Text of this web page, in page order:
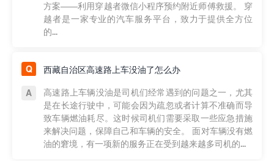
方案——利用穿越者微信小程序预约附近师傅救援。 穿
越者是一家专业的汽车服务平台，致力于提供全方位
的...
西藏自治区高速路上车没油了怎么办
高速路上车辆没油是司机们经常遇到的问题之一，尤其
是在长途行驶中，可能会因为疏忽或者计算不准确而导
致车辆燃油耗尽。这时候司机们需要采取一些应急措施
来解决问题，保障自己和车辆的安全。 面对车辆没有燃
油的窘境，有一项新的服务正在受到越来越多司机的...